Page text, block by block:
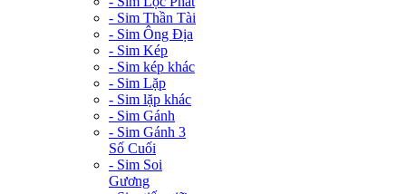
- Sim Thần Tài
- Sim Ông Địa
- Sim Kép
- Sim kép khác
- Sim Lặp
- Sim lặp khác
- Sim Gánh
- Sim Gánh 3
Số Cuối
- Sim Soi
Gương